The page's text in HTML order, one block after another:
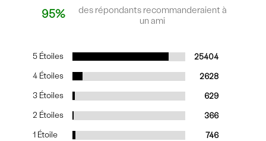
95%
des répondants recommanderaient à
un ami
5 Étoiles 25404
4 Étoiles 2628
3 Étoiles 629
2 Étoiles 366
1 Étoile 746